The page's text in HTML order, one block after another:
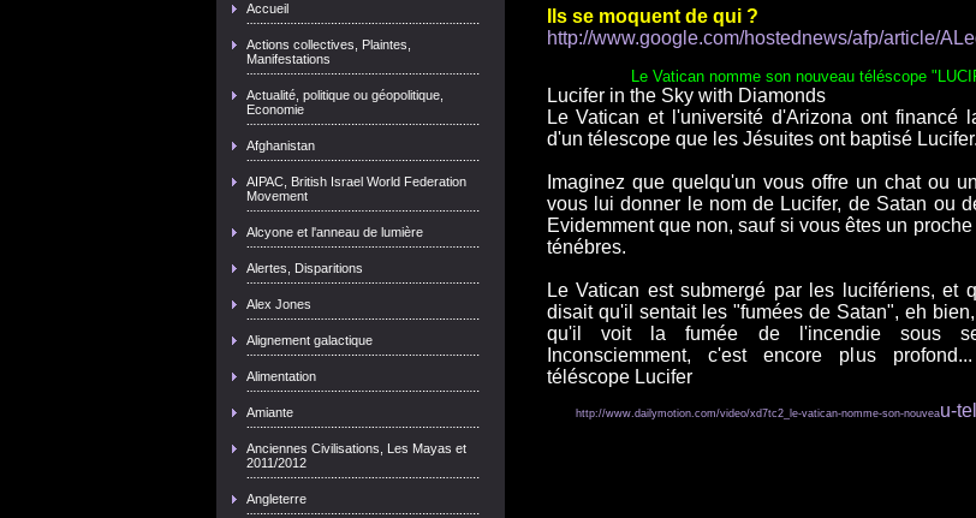
Accueil
Actions collectives, Plaintes,
Manifestations
Actualité, politique ou géopolitique,
Economie
Afghanistan
AIPAC, British Israel World Federation
Movement
Alcyone et l'anneau de lumière
Alertes, Disparitions
Alex Jones
Alignement galactique
Alimentation
Amiante
Anciennes Civilisations, Les Mayas et
2011/2012
Angleterre
Ils se moquent de qui ?
http://www.google.com/hostednews/afp/article/
Le Vatican nomme son nouveau téléscope
Lucifer in the Sky with Diamonds
Le Vatican et l'université d'Arizona ont financé
d'un télescope que les Jésuites ont baptisé Lucifer.
Imaginez que quelqu'un vous offre un chat ou
vous lui donner le nom de Lucifer, de Satan ou
Evidemment que non, sauf si vous êtes un
ténébres.
Le Vatican est submergé par les lucifériens, et
disait qu'il sentait les "fumées de Satan", eh
qu'il voit la fumée de l'incendie sous
Inconsciemment, c'est encore plus
téléscope Lucifer
http://www.dailymotion.com/video/xd7tc2_le-vatican-nomme-son-nouveau-